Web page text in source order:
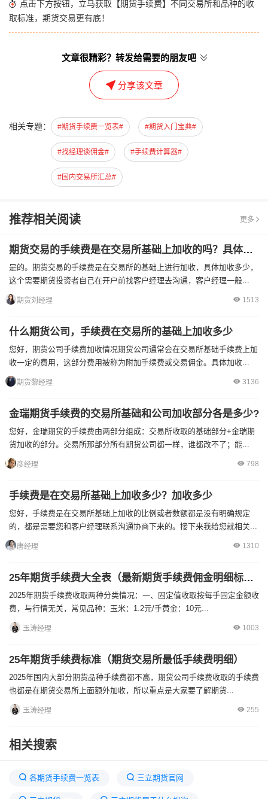
点击下方按钮，立马获取【期货手续费】不同交易所和品种的收
取标准，期货交易更有底！
文章很精彩？转发给需要的朋友吧
分享该文章
相关专题： #期货手续费一览表# #期货入门宝典#
#找经理谈佣金# #手续费计算器#
#国内交易所汇总#
推荐相关阅读 更多
期货交易的手续费是在交易所基础上加收的吗？具体加收多少？
是的。期货交易的手续费是在交易所的基础上进行加收，具体加收多少，
这个需要期货投资者自己在开户前找客户经理去沟通，客户经理一般...
期货刘经理 1513
什么期货公司，手续费在交易所的基础上加收多少
您好，期货公司手续费加收情况期货公司通常会在交易所基础手续费上加
收一定的费用，这部分费用被称为附加手续费或交易佣金。具体加收...
期货黎经理 3136
金瑞期货手续费的交易所基础和公司加收部分各是多少?
您好，金瑞期货的手续费由两部分组成：交易所收取的基础部分+金瑞期
货加收的部分。交易所那部分所有期货公司都一样，谁都改不了；能...
彦经理 798
手续费是在交易所基础上加收多少？加收多少
您好，手续费是在交易所基础上加收的比例或者数额都是没有明确规定
的，都是需要您和客户经理联系沟通协商下来的。接下来我给您就相关...
唐经理 1310
25年期货手续费大全表（最新期货手续费佣金明细标准）
2025年期货手续费收取两种分类情况：一、固定值收取按每手固定金额收
费，与行情无关，常见品种：玉米：1.2元/手黄金：10元...
玉涛经理 1003
25年期货手续费标准（期货交易所最低手续费明细）
2025年国内大部分期货品种手续费都不高，期货公司手续费收取的手续费
也都是在期货交易所上面额外加收，所以重点是大家要了解期货...
玉涛经理 255
相关搜索
各期货手续费一览表 三立期货官网